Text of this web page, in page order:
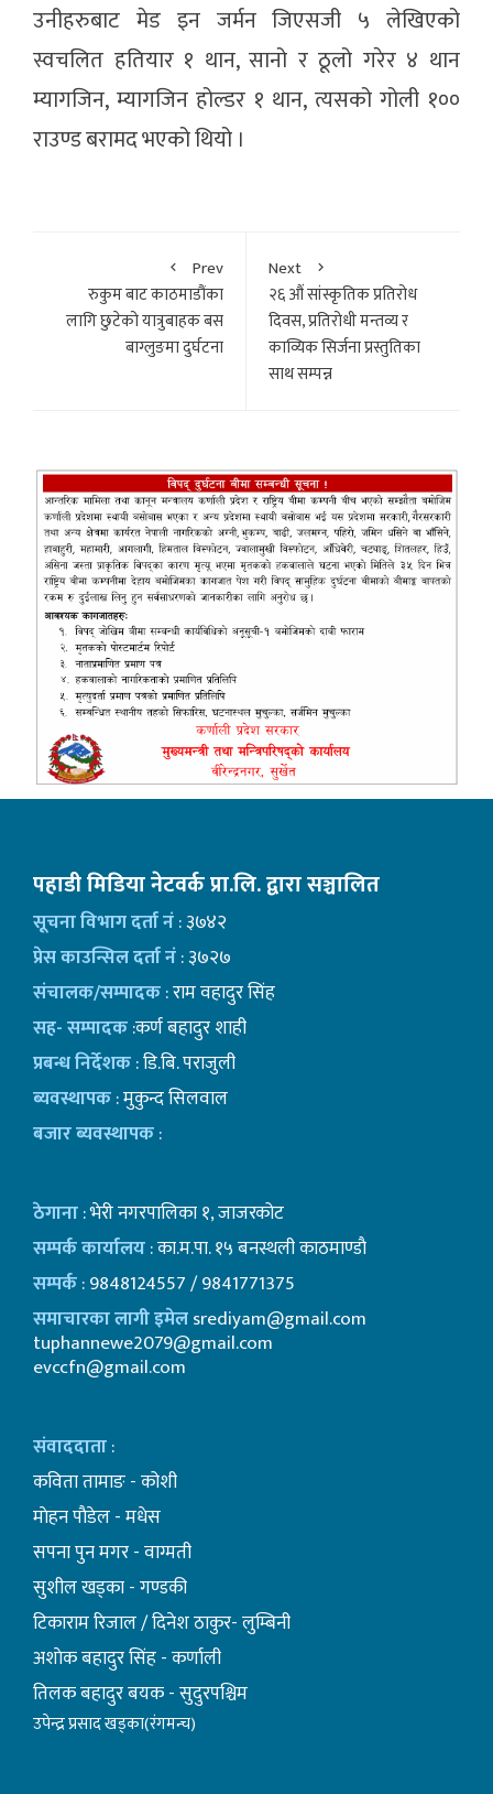
उनीहरुबाट मेड इन जर्मन जिएसजी ५ लेखिएको
स्वचलित हतियार १ थान, सानो र ठूलो गरेर ४ थान
म्यागजिन, म्यागजिन होल्डर १ थान, त्यसको गोली १००
राउण्ड बरामद भएको थियो ।
Prev
रुकुम बाट काठमाडौंका
लागि छुटेको यात्रुबाहक बस
बाग्लुङमा दुर्घटना
Next
२६ औं सांस्कृतिक प्रतिरोध
दिवस, प्रतिरोधी मन्तव्य र
काव्यिक सिर्जना प्रस्तुतिका
साथ सम्पन्न
पहाडी मिडिया नेटवर्क प्रा.लि. द्वारा सञ्चालित
सूचना विभाग दर्ता नं: ३७४२
प्रेस काउन्सिल दर्ता नं: ३७२७
संचालक/सम्पादक: राम वहादुर सिंह
सह- सम्पादक:कर्ण बहादुर शाही
प्रबन्ध निर्देशक: डि.बि. पराजुली
ब्यवस्थापक: मुकुन्द सिलवाल
बजार ब्यवस्थापक:
ठेगाना: भेरी नगरपालिका १, जाजरकोट
सम्पर्क कार्यालय: का.म.पा. १५ बनस्थली काठमाण्डाै
सम्पर्क: 9848124557 / 9841771375
समाचारका लागी इमेलsrediyam@gmail.com
tuphannewe2079@gmail.com
evccfn@gmail.com
संवाददाता:
कविता तामाङ - कोशी
माेहन पाैडेल - मधेस
सपना पुन मगर - वाग्मती
सुशील खड्का - गण्डकी
टिकाराम रिजाल / दिनेश ठाकुर- लुम्बिनी
अशाेक बहादुर सिंह - कर्णाली
तिलक बहादुर बयक - सुदुरपश्चिम
उपेन्द्र प्रसाद खड्का(रंगमन्च)